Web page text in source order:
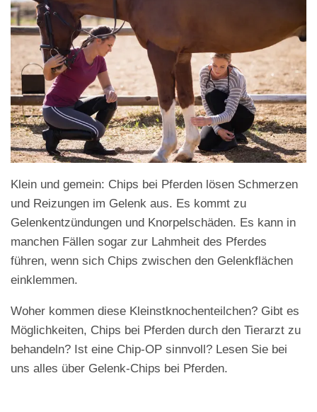
Klein und gemein: Chips bei Pferden lösen Schmerzen
und Reizungen im Gelenk aus. Es kommt zu
Gelenkentzündungen und Knorpelschäden. Es kann in
manchen Fällen sogar zur Lahmheit des Pferdes
führen, wenn sich Chips zwischen den Gelenkflächen
einklemmen.
Woher kommen diese Kleinstknochenteilchen? Gibt es
Möglichkeiten, Chips bei Pferden durch den Tierarzt zu
behandeln? Ist eine Chip-OP sinnvoll? Lesen Sie bei
uns alles über Gelenk-Chips bei Pferden.